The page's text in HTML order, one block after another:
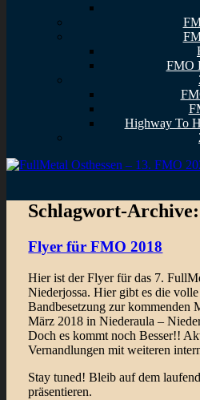
FMO
Highway To
Schlagwort-Archive:
Flyer für FMO 2018
Hier ist der Flyer für das 7.
Niederjossa. Hier gibt es die
Bandbesetzung zur kommenden
März 2018 in Niederaula –
Doch es kommt noch Besser!!
Vernandlungen mit weiteren
Stay tuned! Bleib auf dem
präsentieren.